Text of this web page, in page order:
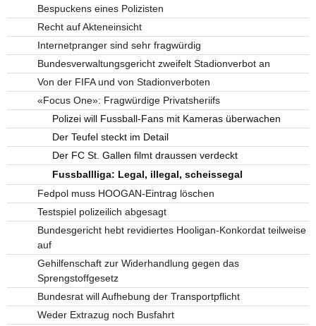
Bespuckens eines Polizisten
Recht auf Akteneinsicht
Internetpranger sind sehr fragwürdig
Bundesverwaltungsgericht zweifelt Stadionverbot an
Von der FIFA und von Stadionverboten
«Focus One»: Fragwürdige Privatsheriifs
Polizei will Fussball-Fans mit Kameras überwachen
Der Teufel steckt im Detail
Der FC St. Gallen filmt draussen verdeckt
Fussballliga: Legal, illegal, scheissegal
Fedpol muss HOOGAN-Eintrag löschen
Testspiel polizeilich abgesagt
Bundesgericht hebt revidiertes Hooligan-Konkordat teilweise
auf
Gehilfenschaft zur Widerhandlung gegen das
Sprengstoffgesetz
Bundesrat will Aufhebung der Transportpflicht
Weder Extrazug noch Busfahrt